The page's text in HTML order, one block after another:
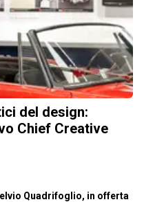
del design:
Chief Creative
Quadrifoglio, in offerta